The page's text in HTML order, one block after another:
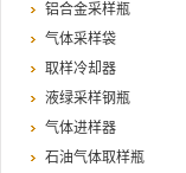
铝合金采样瓶
气体采样袋
取样冷却器
液绿采样钢瓶
气体进样器
石油气体取样瓶